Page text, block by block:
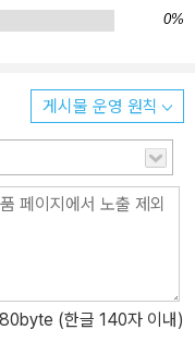
집단에게 피신처를 제공
겠다고 주창하는 극단적
해의 표적이 된다. 갈수
로런의 공동체는 흑인
로 전복적인 집단으로 간
비어는 자신의 과거를 밝
받아들이려고 애쓴다.
0%
게시물 운영 원칙
(한글 140자 이내)